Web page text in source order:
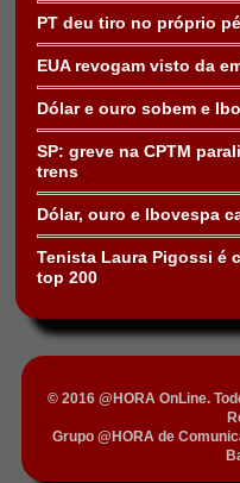
PT deu tiro no próprio
EUA revogam visto da
Dólar e ouro sobem e
SP: greve na CPTM
trens
Dólar, ouro e Ibovespa
Tenista Laura Pigossi é
top 200
© 2016 @HORA OnLine.
Grupo @HORA de